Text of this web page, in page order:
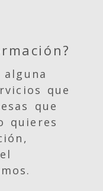
que
que
quieres